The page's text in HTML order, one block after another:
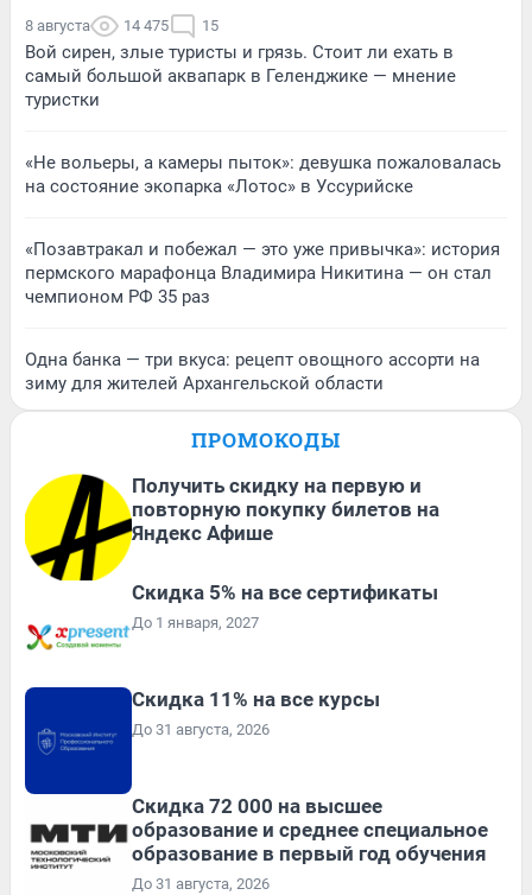
8 августа 14 475 15
Вой сирен, злые туристы и грязь. Стоит ли ехать в
самый большой аквапарк в Геленджике — мнение
туристки
«Не вольеры, а камеры пыток»: девушка пожаловалась
на состояние экопарка «Лотос» в Уссурийске
«Позавтракал и побежал — это уже привычка»: история
пермского марафонца Владимира Никитина — он стал
чемпионом РФ 35 раз
Одна банка — три вкуса: рецепт овощного ассорти на
зиму для жителей Архангельской области
ПРОМОКОДЫ
Получить скидку на первую и
повторную покупку билетов на
Яндекс Афише
Скидка 5% на все сертификаты
До 1 января, 2027
Скидка 11% на все курсы
До 31 августа, 2026
Скидка 72 000 на высшее
образование и среднее специальное
образование в первый год обучения
До 31 августа, 2026